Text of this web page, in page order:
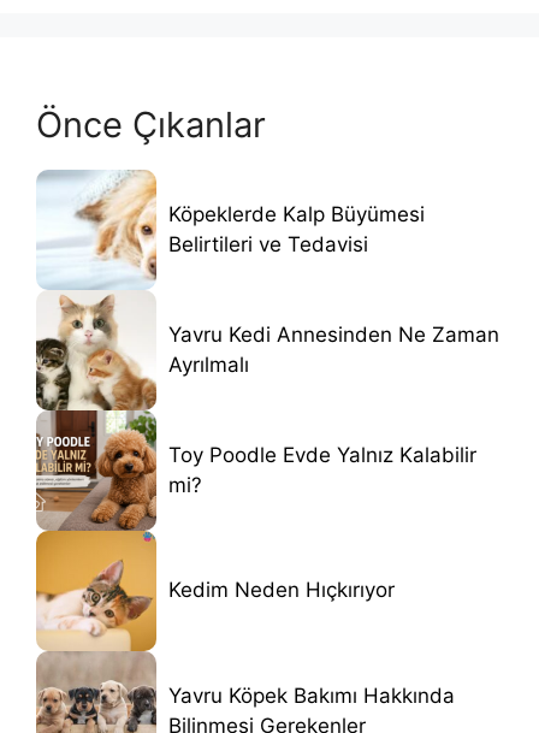
Önce Çıkanlar
Köpeklerde Kalp Büyümesi
Belirtileri ve Tedavisi
Yavru Kedi Annesinden Ne Zaman
Ayrılmalı
Toy Poodle Evde Yalnız Kalabilir
mi?
Kedim Neden Hıçkırıyor
Yavru Köpek Bakımı Hakkında
Bilinmesi Gerekenler